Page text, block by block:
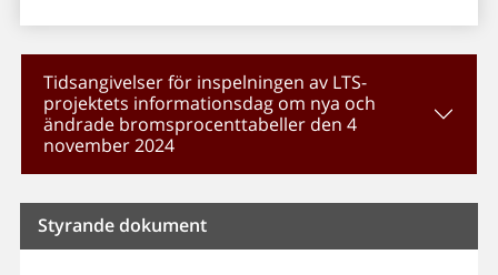
Tidsangivelser för inspelningen av LTS-
projektets informationsdag om nya och
ändrade bromsprocenttabeller den 4
november 2024
Styrande dokument